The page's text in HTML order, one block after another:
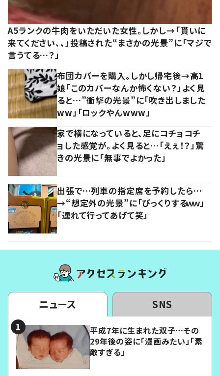
A5ランクの牛肉をいただいた女性。しかし→「貰いに
来てください、、」投稿された“まさかの光景”に「マジで
言うてる…？」
布団カバーを購入。しかし帰宅後→高1
娘「このカバーなんか怖くない？」よく見
ると…”衝撃の光景”に「吹き出しました
ww」「ロックやんwww」
家で横になっていると、足にコチョコチ
ョした感覚が。よく見ると…「えぇ！？」驚
きの光景に「無事でよかった」
出張で…列車の指定席を予約したら…
→“想定外の光景”に「びっくりするｗｗ」
「連れて行ってあげて笑」
ニュース SNS
平成7年に生まれた双子…その
29年後の姿に「漫画みたい」「素
敵すぎる」